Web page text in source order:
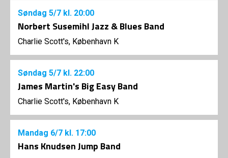
Søndag 5/7 kl. 20:00
Norbert Susemihl Jazz & Blues Band
Charlie Scott's, København K
Søndag 5/7 kl. 22:00
James Martin's Big Easy Band
Charlie Scott's, København K
Mandag 6/7 kl. 17:00
Hans Knudsen Jump Band